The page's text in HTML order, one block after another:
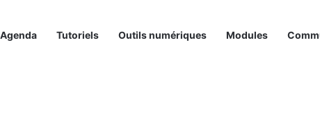
Agenda Tutoriels Outils numériques Modules